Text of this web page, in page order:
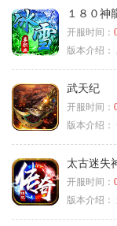
１８０神
开服时间：
版本介绍：
武天纪
开服时间：
版本介绍：
太古迷失
开服时间：
版本介绍：